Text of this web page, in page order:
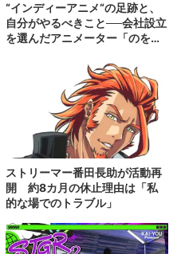
“インディーアニメ“の足跡と、
自分がやるべきこと──会社設立
を選んだアニメーター「のを
ストリーマー番田長助が活動再
開 約8カ月の休止理由は「私
的な場でのトラブル」